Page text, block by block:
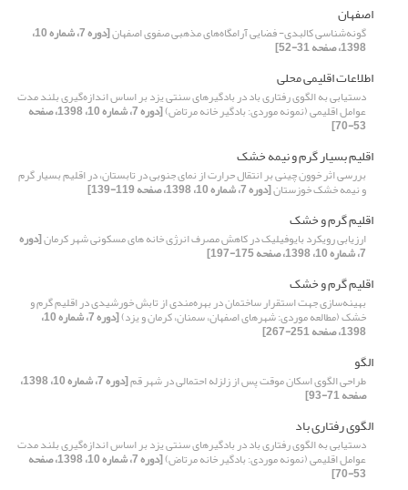
اصفهان
گونه‌شناسی کالبدی- فضایی آرامگاه‌های مذهبی صفوی اصفهان [دوره 7، شماره 10،
1398، صفحه 31-52]
اطلاعات اقلیمی محلی
دستیابی به الگوی رفتاری باد در بادگیرهای سنتی یزد بر اساس اندازه‌گیری بلند مدت
عوامل اقلیمی (نمونه موردی: بادگیر خانه مرتاض) [دوره 7، شماره 10، 1398، صفحه
53-70]
اقلیم بسیار گرم و نیمه خشک
بررسی اثر خوون چینی بر انتقال حرارت از نمای جنوبی در تابستان، در اقلیم بسیار گرم
و نیمه خشک خوزستان[دوره 7، شماره 10، 1398، صفحه 119-139]
اقلیم گرم­ و خشک
ارزیابی رویکرد بایوفیلیک در کاهش مصرف انرژی خانه های مسکونی شهر کرمان[دوره
7، شماره 10، 1398، صفحه 175-197]
اقلیم گرم و خشک
بهینه‌سازی جهت استقرار ساختمان در بهره‌مندی از تابش خورشیدی در اقلیم گرم و
خشک (مطالعه موردی: شهرهای اصفهان، سمنان، کرمان و یزد) [دوره 7، شماره 10،
1398، صفحه 251-267]
الگو
طراحی الگوی اسکان موقت پس از زلزله احتمالی در شهر قم [دوره 7، شماره 10، 1398،
صفحه 71-93]
الگوی رفتاری باد
دستیابی به الگوی رفتاری باد در بادگیرهای سنتی یزد بر اساس اندازه‌گیری بلند مدت
عوامل اقلیمی (نمونه موردی: بادگیر خانه مرتاض) [دوره 7، شماره 10، 1398، صفحه
53-70]